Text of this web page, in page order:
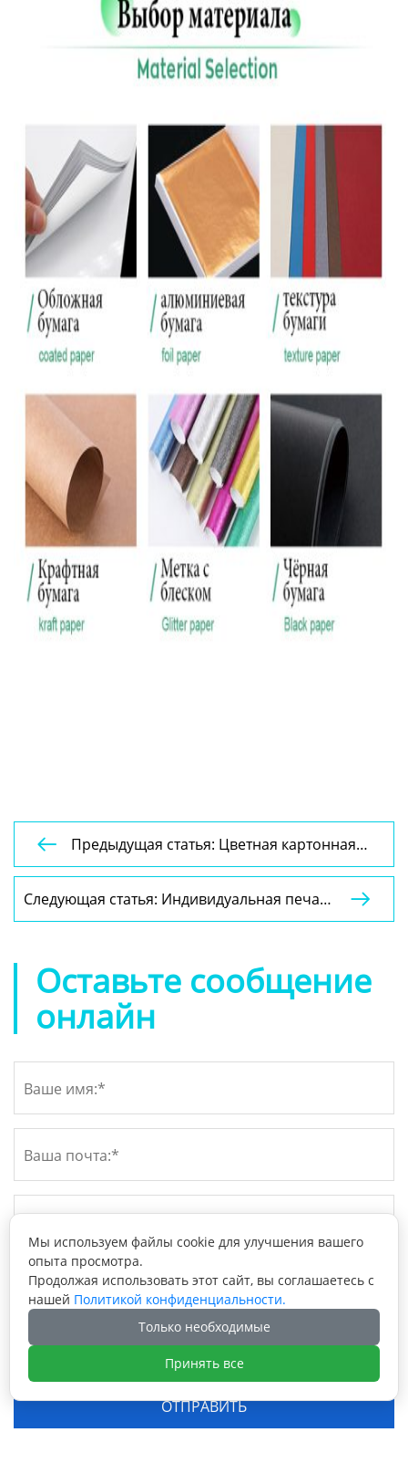

Предыдущая статья: Цветная картонная
почтовая коробка бумажная упаковка
одежды
Следующая статья: Индивидуальная печать
цветной картон почтовая коробка

Оставьте сообщение
онлайн
Мы используем файлы cookie для улучшения вашего
опыта просмотра.
Продолжая использовать этот сайт, вы соглашаетесь с
нашей Политикой конфиденциальности.
Только необходимые
Принять все